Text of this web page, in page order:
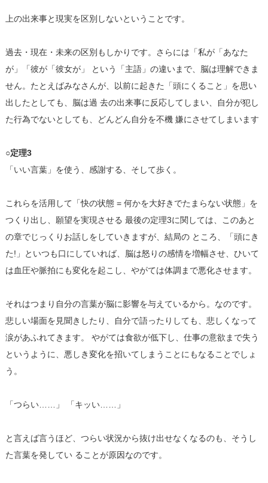
上の出来事と現実を区別しないということです。
過去・現在・未来の区別もしかりです。さらには「私が「あなた
が」「彼が「彼女が」 という「主語」の違いまで、脳は理解できま
せん。たとえばみなさんが、以前に起きた「頭にくること」を思い
出したとしても、脳は過 去の出来事に反応してしまい、自分が犯し
た行為でないとしても、どんどん自分を不機 嫌にさせてしまいます
○定理3
「いい言葉」を使う、感謝する、そして歩く。
これらを活用して「快の状態 = 何かを大好きでたまらない状態」を
つくり出し、願望を実現させる 最後の定理3に関しては、このあと
の章でじっくりお話しをしていきますが、結局の ところ、「頭にき
た!」といつも口にしていれば、脳は怒りの感情を増幅させ、ひいて
は血圧や脈拍にも変化を起こし、やがては体調まで悪化させます。
それはつまり自分の言葉が脳に影響を与えているから。なのです。
悲しい場面を見聞きしたり、自分で語ったりしても、悲しくなって
涙があふれてきます。 やがては食欲が低下し、仕事の意欲まで失う
というように、悪しき変化を招いてしまうことにもなることでしょ
う。
「つらい……」 「キッい……」
と言えば言うほど、つらい状況から抜け出せなくなるのも、そうし
た言葉を発してい ることが原因なのです。